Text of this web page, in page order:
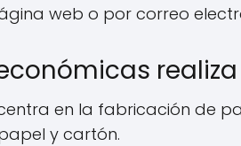
web o por correo
centra en la fabricación
y cartón.